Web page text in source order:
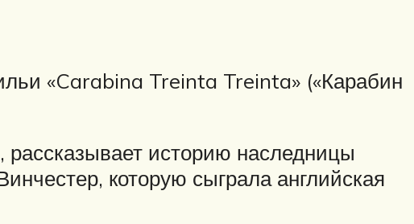
«Carabina Treinta Treinta» («Карабин
историю наследницы
которую сыграла английская